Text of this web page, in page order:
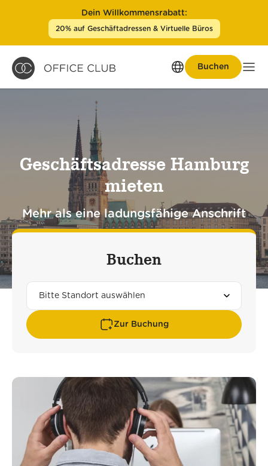
Dein Willkommensrabatt:
20% auf Geschäftadressen & Virtuelle Büros
Buchen
Geschäftsadresse Hamburg
mieten
Mehr als eine ladungsfähige Anschrift
Buchen
Zur Buchung